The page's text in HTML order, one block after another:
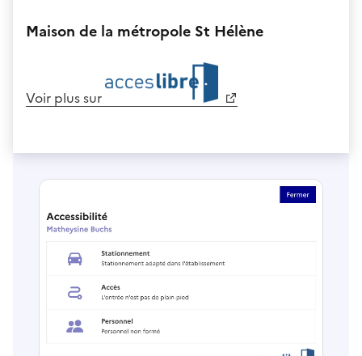
Maison de la métropole St Hélène
Voir plus sur